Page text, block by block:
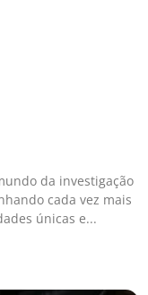
da investigação
cada vez mais
únicas e